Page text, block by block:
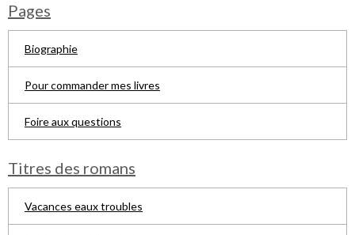
Pages
Biographie
Pour commander mes livres
Foire aux questions
Titres des romans
Vacances eaux troubles